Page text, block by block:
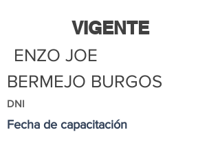
VIGENTE
ENZO JOE
BERMEJO BURGOS
DNI
Fecha de capacitación